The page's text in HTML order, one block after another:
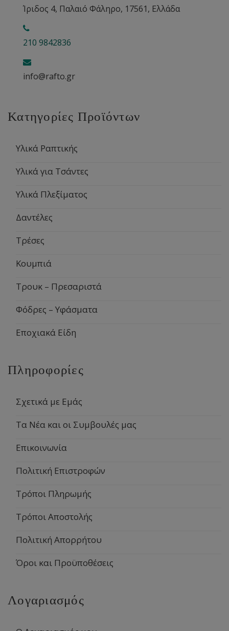
Ίριδος 4, Παλαιό Φάληρο, 17561, Ελλάδα
210 9842836
info@rafto.gr
Κατηγορίες Προϊόντων
Υλικά Ραπτικής
Υλικά για Τσάντες
Υλικά Πλεξίματος
Δαντέλες
Τρέσες
Κουμπιά
Τρουκ – Πρεσαριστά
Φόδρες – Υφάσματα
Εποχιακά Είδη
Πληροφορίες
Σχετικά με Εμάς
Τα Νέα και οι Συμβουλές μας
Επικοινωνία
Πολιτική Επιστροφών
Τρόποι Πληρωμής
Τρόποι Αποστολής
Πολιτική Απορρήτου
Όροι και Προϋποθέσεις
Λογαριασμός